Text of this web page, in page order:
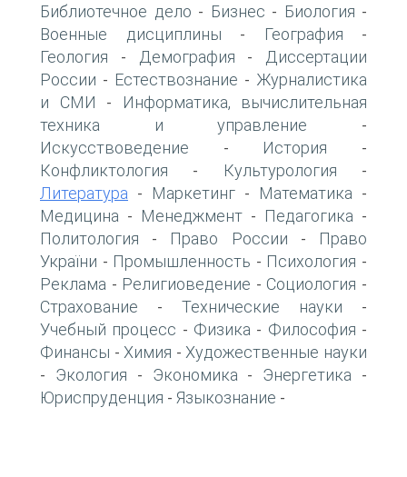
Библиотечное дело - Бизнес - Биология -
Военные дисциплины - География -
Геология - Демография -
Диссертации
России - Естествознание - Журналистика
и СМИ -
Информатика, вычислительная
техника и управление -
Искусствоведение - История -
Конфликтология - Культурология -
Литература - Маркетинг - Математика -
Медицина - Менеджмент - Педагогика -
Политология - Право России -
Право
України - Промышленность - Психология -
Реклама - Религиоведение - Социология -
Страхование - Технические науки -
Учебный процесс - Физика - Философия -
Финансы - Химия - Художественные науки
- Экология - Экономика - Энергетика -
Юриспруденция - Языкознание -